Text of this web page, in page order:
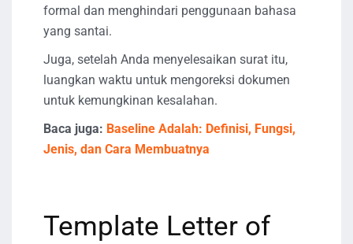
formal dan menghindari penggunaan bahasa
yang santai.
Juga, setelah Anda menyelesaikan surat itu,
luangkan waktu untuk mengoreksi dokumen
untuk kemungkinan kesalahan.
Baca juga: Baseline Adalah: Definisi, Fungsi,
Jenis, dan Cara Membuatnya
Template Letter of